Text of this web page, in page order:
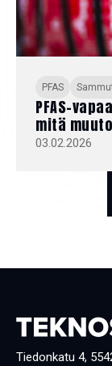
PFAS
PFAS-
mitä
03.02.2026
Tiedonkatu 4,